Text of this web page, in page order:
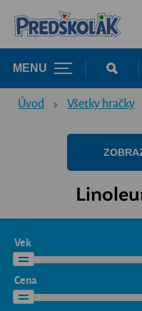
MENU
Úvod Všetky hračky
Vek
Cena